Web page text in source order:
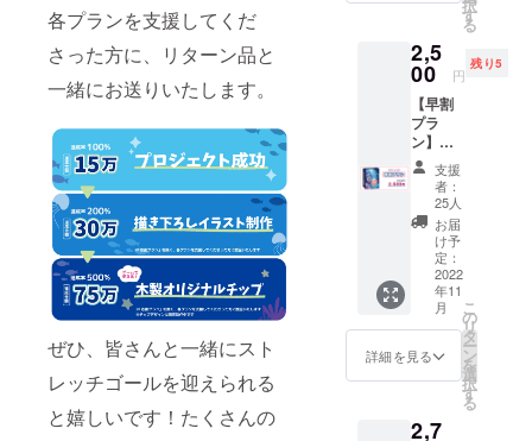
各プランを支援してくだ
さった方に、リターン品と
一緒にお送りいたします。
ぜひ、皆さんと一緒にスト
レッチゴールを迎えられる
と嬉しいです！たくさんの
メール
礼と壁
紙をお
送りい
たしま
す。 ※
製品の
お渡し
はござ
いませ
んので
ご注意
くださ
い。
【料
金】 プ
ラン料
金500円
択
す
る
2,5
00 円
残り5
【早割
プラ
ン】
『ぼく
らのう
み』本
体を1
セット
をお送
りする
早割プ
ランで
す。 こ
ちらは
数量限
定プラ
なって
支援
者：
25人
お届
け予
定：
2022
年11
月
詳細を見る
こ
の
リ
タ
ー
ン
を
選
択
す
る
2,7